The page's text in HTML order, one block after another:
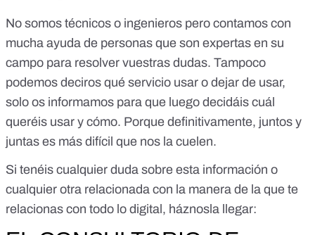
No somos técnicos o ingenieros pero contamos con
mucha ayuda de personas que son expertas en su
campo para resolver vuestras dudas. Tampoco
podemos deciros qué servicio usar o dejar de usar,
solo os informamos para que luego decidáis cuál
queréis usar y cómo. Porque definitivamente, juntos y
juntas es más difícil que nos la cuelen.
Si tenéis cualquier duda sobre esta información o
cualquier otra relacionada con la manera de la que te
relacionas con todo lo digital, háznosla llegar: